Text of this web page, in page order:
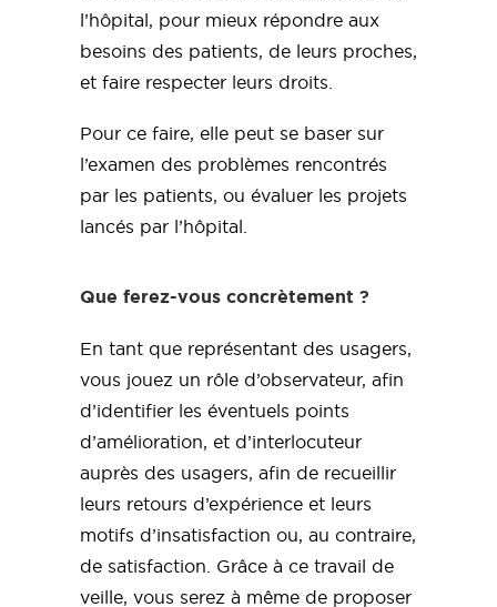
l’hôpital, pour mieux répondre aux
besoins des patients, de leurs proches,
et faire respecter leurs droits.
Pour ce faire, elle peut se baser sur
l’examen des problèmes rencontrés
par les patients, ou évaluer les projets
lancés par l’hôpital.
Que ferez-vous concrètement ?
En tant que représentant des usagers,
vous jouez un rôle d’observateur, afin
d’identifier les éventuels points
d’amélioration, et d’interlocuteur
auprès des usagers, afin de recueillir
leurs retours d’expérience et leurs
motifs d’insatisfaction ou, au contraire,
de satisfaction. Grâce à ce travail de
veille, vous serez à même de proposer